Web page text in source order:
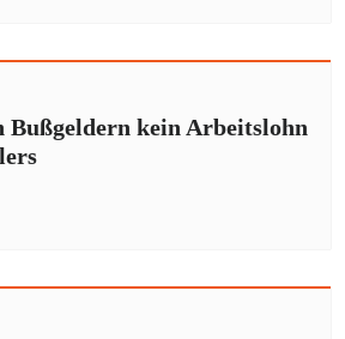
Bußgeldern kein Arbeitslohn